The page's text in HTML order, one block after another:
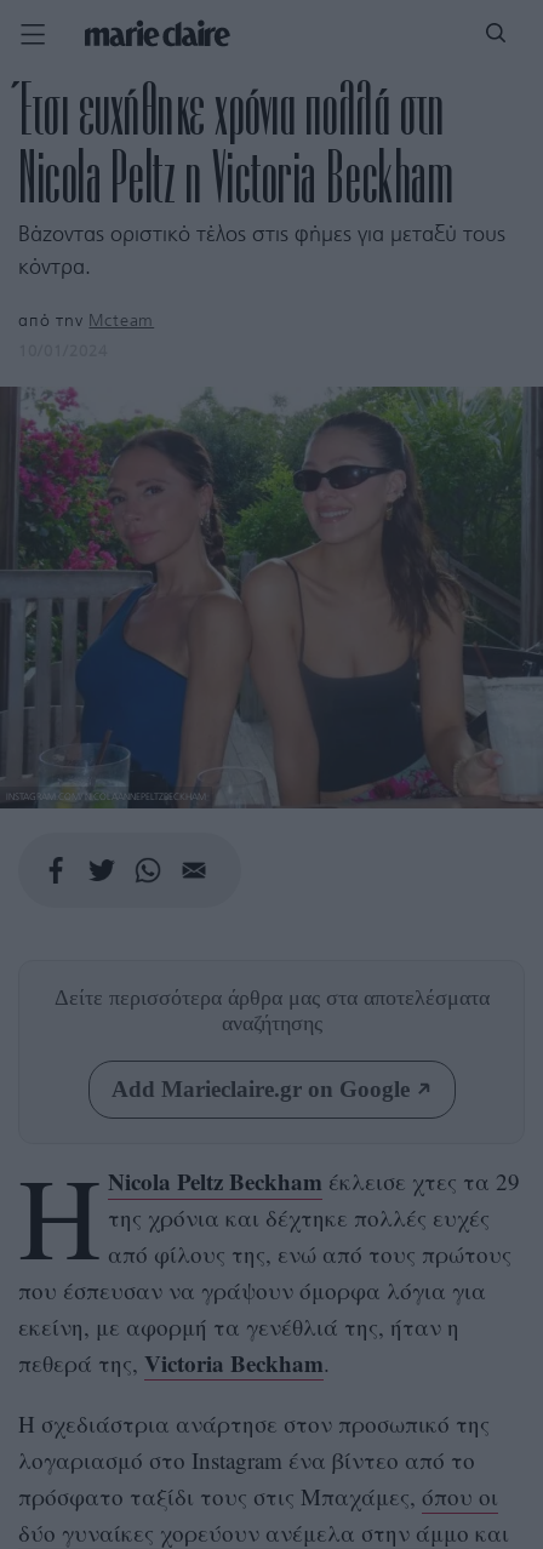
Έτσι ευχήθηκε χρόνια πολλά στη
Nicola Peltz η Victoria Beckham
Βάζοντας οριστικό τέλος στις φήμες για μεταξύ τους
κόντρα.
από την Mcteam
INSTAGRAM.COM/ NICOLAANNEPELTZBECKHAM
Δείτε περισσότερα άρθρα μας στα αποτελέσματα
αναζήτησης
Add Marieclaire.gr on Google
H Nicola Peltz Beckham έκλεισε χτες τα 29
της χρόνια και δέχτηκε πολλές ευχές
από φίλους της, ενώ από τους πρώτους
που έσπευσαν να γράψουν όμορφα λόγια για
εκείνη, με αφορμή τα γενέθλιά της, ήταν η
πεθερά της, Victoria Beckham.
H σχεδιάστρια ανάρτησε στον προσωπικό της
λογαριασμό στο Instagram ένα βίντεο από το
πρόσφατο ταξίδι τους στις Μπαχάμες, όπου οι
δύο γυναίκες χορεύουν ανέμελα στην άμμο και